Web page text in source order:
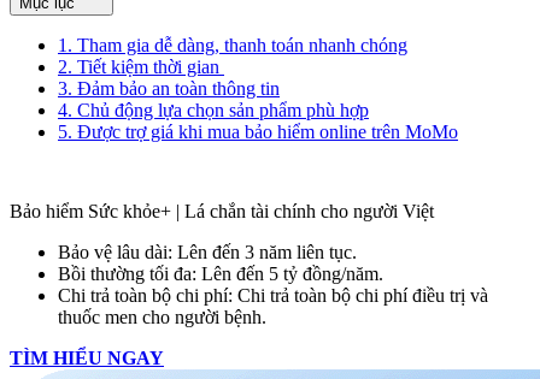
1. Tham gia dễ dàng, thanh toán nhanh chóng
2. Tiết kiệm thời gian
3. Đảm bảo an toàn thông tin
4. Chủ động lựa chọn sản phẩm phù hợp
5. Được trợ giá khi mua bảo hiểm online trên MoMo
Bảo hiểm Sức khỏe+ | Lá chắn tài chính cho người Việt
Bảo vệ lâu dài: Lên đến 3 năm liên tục.
Bồi thường tối đa: Lên đến 5 tỷ đồng/năm.
Chi trả toàn bộ chi phí: Chi trả toàn bộ chi phí điều trị và
thuốc men cho người bệnh.
TÌM HIỂU NGAY